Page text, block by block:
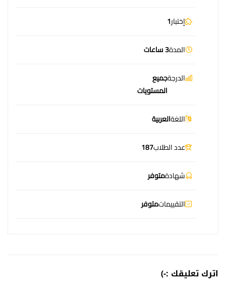
إختبار1
المدة3 ساعات
الدرجةجميع
المستويات
اللغةالعربية
عدد الطلاب187
شهادةمتوفر
التقييماتمتوفر
اترك تعليقك :-)